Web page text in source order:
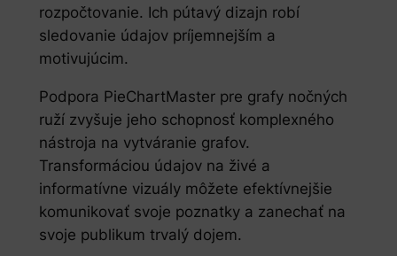
rozpočtovanie. Ich pútavý dizajn robí
sledovanie údajov príjemnejším a
motivujúcim.
Podpora PieChartMaster pre grafy nočných
ruží zvyšuje jeho schopnosť komplexného
nástroja na vytváranie grafov.
Transformáciou údajov na živé a
informatívne vizuály môžete efektívnejšie
komunikovať svoje poznatky a zanechať na
svoje publikum trvalý dojem.